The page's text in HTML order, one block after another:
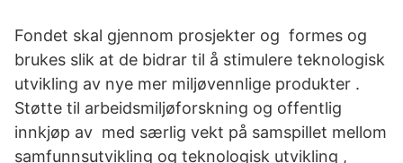
Fondet skal gjennom prosjekter og formes og
brukes slik at de bidrar til å stimulere teknologisk
utvikling av nye mer miljøvennlige produkter .
Støtte til arbeidsmiljøforskning og offentlig
innkjøp av med særlig vekt på samspillet mellom
samfunnsutvikling og teknologisk utvikling ,